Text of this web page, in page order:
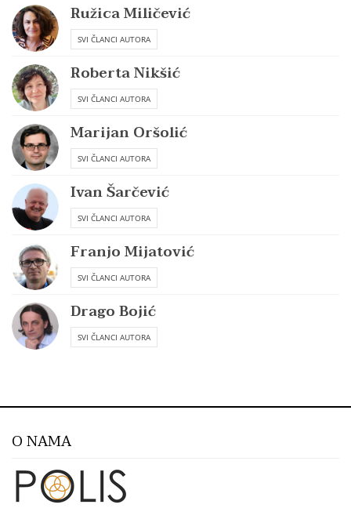
Ružica Miličević
SVI ČLANCI AUTORA
Roberta Nikšić
SVI ČLANCI AUTORA
Marijan Oršolić
SVI ČLANCI AUTORA
Ivan Šarčević
SVI ČLANCI AUTORA
Franjo Mijatović
SVI ČLANCI AUTORA
Drago Bojić
SVI ČLANCI AUTORA
O NAMA